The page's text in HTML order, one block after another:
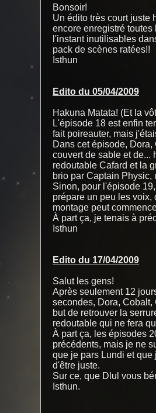
Bonsoir!
Un édito très court juste
encore enregistré
l'instant inutilisables
pack de scènes ratées!!
Isthun
Edito du 05/04/2009
Hakuna Matata! (Et la
L'épisode 18 est enfin
fait poireauter, mais
Dans cet épisode,
couvert de sable et de...
redoutable Cafard et la
brio par Captain Physic,
Sinon, pour l'épisode
prépare un peu les voix,
montage peut
À part ça, je tenais à
Isthun
Edito du 17/04/2009
Salut les gens!
Après seulement 12
secondes, Dora,
but de retrouver la
redoutable qui ne fera
À part ça, les épisodes
précédents, mais je ne
que je pars Lundi et
d'être juste.
Sur ce, que Dlul vous
Isthun.